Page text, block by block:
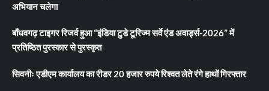
अभियान चलेगा
बाँधवगढ़ टाइगर रिजर्व हुआ “इंडिया टुडे टूरिज्म सर्वे एंड अवार्ड्स-2026” में
प्रतिष्ठित पुरस्कार से पुरस्कृत
सिवनीः एडीएम कार्यालय का रीडर 20 हजार रुपये रिश्वत लेते रंगे हाथों गिरफ्तार